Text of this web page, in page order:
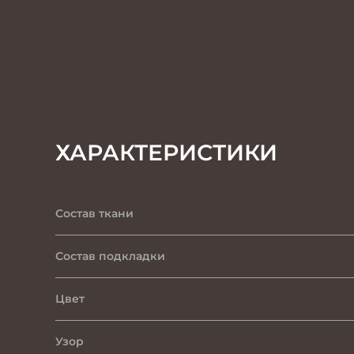
ХАРАКТЕРИСТИКИ
Состав ткани
Состав подкладки
Цвет
Узор